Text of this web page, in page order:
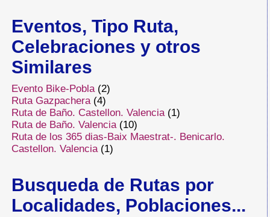
Eventos, Tipo Ruta,
Celebraciones y otros
Similares
Evento Bike-Pobla (2)
Ruta Gazpachera (4)
Ruta de Baño. Castellon. Valencia (1)
Ruta de Baño. Valencia (10)
Ruta de los 365 dias-Baix Maestrat-. Benicarlo.
Castellon. Valencia (1)
Busqueda de Rutas por
Localidades, Poblaciones...